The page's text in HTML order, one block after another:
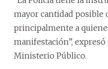
mayor cantidad posible
principalmente a
manifestación”,
Ministerio Público.